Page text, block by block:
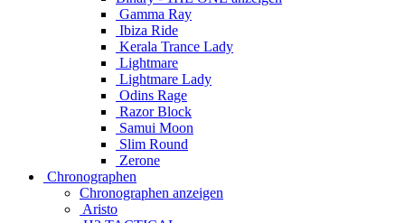
Gamma Ray
Ibiza Ride
Kerala Trance Lady
Lightmare
Lightmare Lady
Odins Rage
Razor Block
Samui Moon
Slim Round
Zerone
Chronographen
Chronographen anzeigen
Aristo